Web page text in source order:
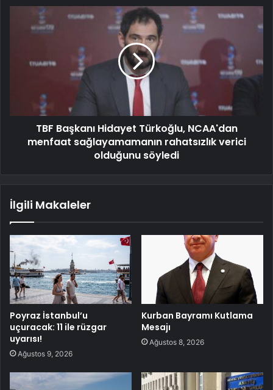
TBF Başkanı Hidayet Türkoğlu, NCAA'dan
menfaat sağlayamamanın rahatsızlık verici
olduğunu söyledi
İlgili Makaleler
Poyraz İstanbul’u
uçuracak: 11 ile rüzgar
uyarısı!
Ağustos 9, 2026
Kurban Bayramı Kutlama
Mesajı
Ağustos 8, 2026